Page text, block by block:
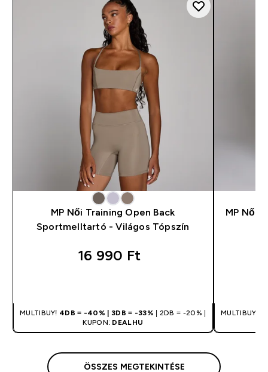
MP Női Training Open Back
Sportmelltartó - Világos Tópszín
16 990 Ft‎
MULTIBUY! 4DB = -40% | 3DB = -33% | 2DB = -20% |
KUPON: DEALHU
MP Női
MULTIBUY!
ÖSSZES MEGTEKINTÉSE